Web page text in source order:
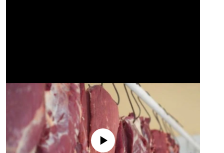
No media source currently available